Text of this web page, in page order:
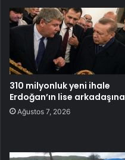
310 milyonluk yeni ihale
Erdoğan’ın lise arkadaşına
Ağustos 7, 2026